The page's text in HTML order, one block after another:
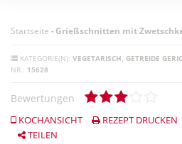
Startseite -Grießschnitten mit
KATEGORIE(N): VEGETARISCH GETREIDE
NR.: 15628
Bewertungen
KOCHANSICHT REZEPT DRUCKEN
TEILEN